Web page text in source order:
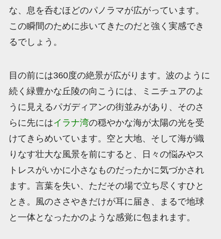
な、息を呑むほどのパノラマが広がっています。
この瞬間のために歩いてきたのだと強く実感でき
るでしょう。
目の前には360度の絶景が広がります。波のように
続く緑豊かな丘陵の向こうには、ミニチュアのよ
うに見えるパガディアンの街並みがあり、そのさ
らに先にはイラナ湾の穏やかな海が太陽の光を受
けてきらめいています。空と大地、そして海が織
りなす壮大な風景を前にすると、日々の悩みやス
トレスがいかに小さなものだったかに気づかされ
ます。言葉を失い、ただその場で立ち尽くすひと
とき。風のささやきだけが耳に届き、まるで地球
と一体となったかのような感覚に包まれます。